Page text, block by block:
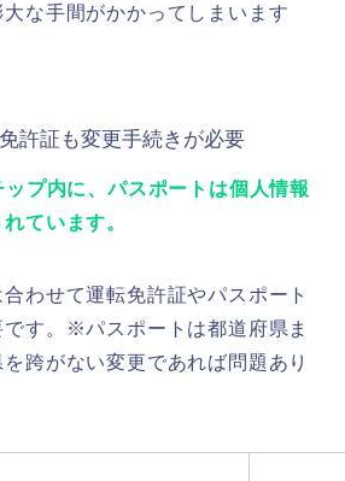
な手間がかかってしまいます
許証も変更手続きが必要
プ内に、パスポートは個人情報
ています。
わせて運転免許証やパスポート
す。※パスポートは都道府県ま
跨がない変更であれば問題あり